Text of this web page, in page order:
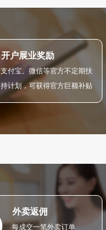
开户展业奖励
支付宝、微信等官方不定期扶
持计划，可获得官方巨额补贴
外卖返佣
每成交一笔外卖订单